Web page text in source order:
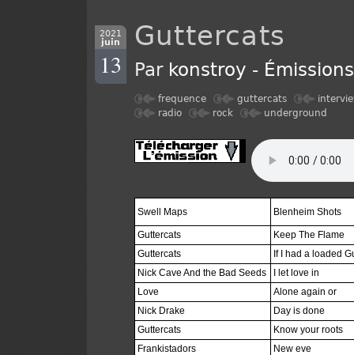
2021
juin
13
Guttercats
Par konstroy -
frequence guttercats
radio
rock underground
Swell Maps Blenheim Shots
Guttercats
Keep The Flame
Guttercats
If I had a loaded
Nick Cave And the Bad Seeds
I let love in
Love
Alone again or
Nick Drake
Day is done
Guttercats
Know your roots
Frankistadors
New eve